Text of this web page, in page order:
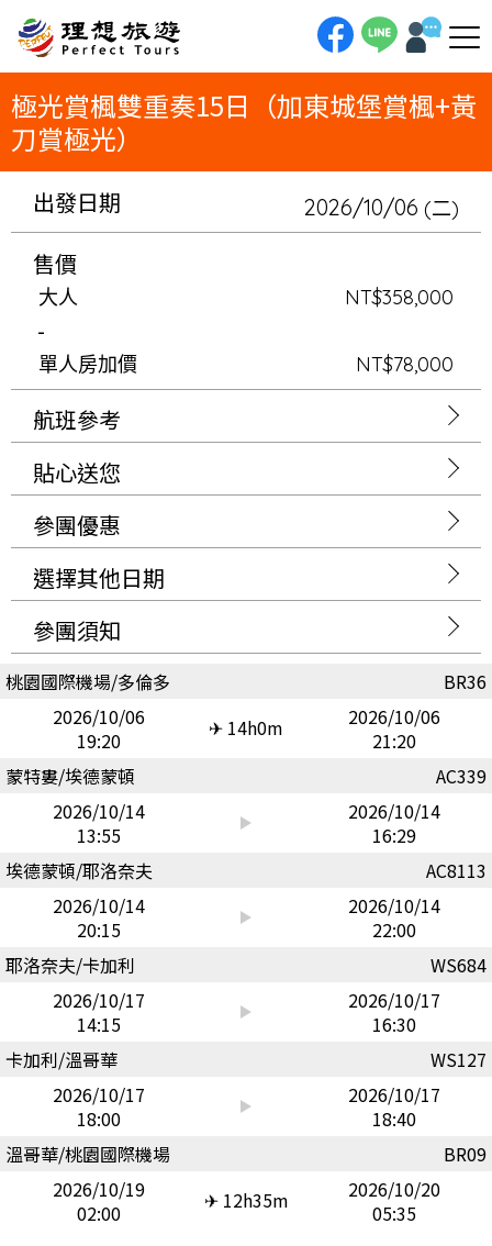
極光賞楓雙重奏15日（加東城堡賞楓+黃
刀賞極光）
出發日期 2026/10/06 (二)
售價
大人 NT$358,000
-
單人房加價 NT$78,000
航班參考
貼心送您
參團優惠
選擇其他日期
參團須知
桃園國際機場/多倫多
BR36
2026/10/06
19:20
✈ 14h0m
2026/10/06
21:20
蒙特婁/埃德蒙頓
AC339
2026/10/14
13:55
2026/10/14
16:29
埃德蒙頓/耶洛奈夫
AC8113
2026/10/14
20:15
2026/10/14
22:00
耶洛奈夫/卡加利
WS684
2026/10/17
14:15
2026/10/17
16:30
卡加利/溫哥華
WS127
2026/10/17
18:00
2026/10/17
18:40
溫哥華/桃園國際機場
BR09
2026/10/19
02:00
✈ 12h35m
2026/10/20
05:35